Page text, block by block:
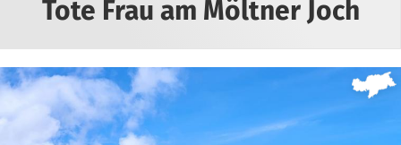
Tote Frau am Möltner Joch